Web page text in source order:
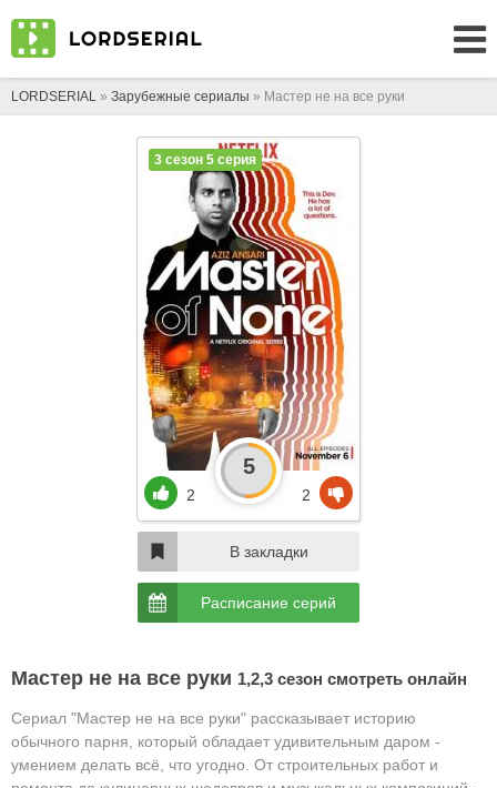
LORDSERIAL » Зарубежные сериалы » Мастер не на все руки
Мастер не на все руки 1,2,3 сезон смотреть онлайн
Сериал "Мастер не на все руки" рассказывает историю
обычного парня, который обладает удивительным даром -
умением делать всё, что угодно. От строительных работ и
3 сезон 5 серия
2
5
2
В закладки
Расписание серий